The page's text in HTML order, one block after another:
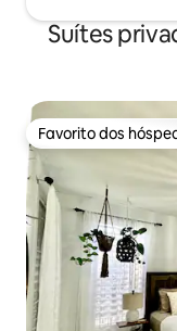
Suítes
Favorito dos
Favorito dos